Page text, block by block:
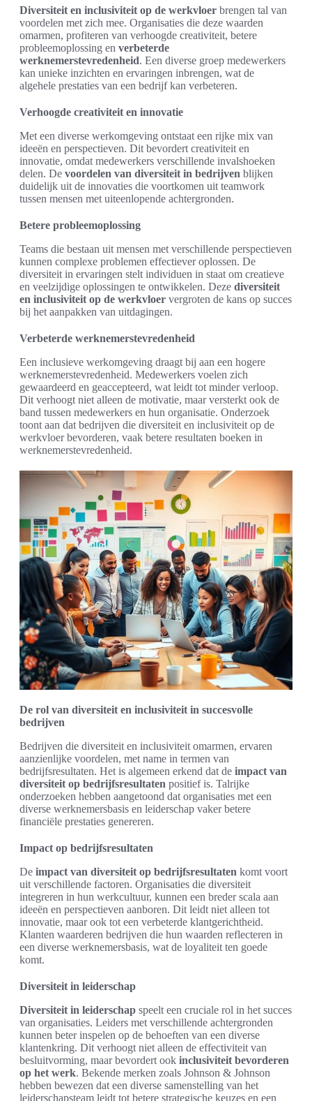
Diversiteit en inclusiviteit op de werkvloer brengen tal van
voordelen met zich mee. Organisaties die deze waarden
omarmen, profiteren van verhoogde creativiteit, betere
probleemoplossing en verbeterde
werknemerstevredenheid. Een diverse groep medewerkers
kan unieke inzichten en ervaringen inbrengen, wat de
algehele prestaties van een bedrijf kan verbeteren.
Verhoogde creativiteit en innovatie
Met een diverse werkomgeving ontstaat een rijke mix van
ideeën en perspectieven. Dit bevordert creativiteit en
innovatie, omdat medewerkers verschillende invalshoeken
delen. De voordelen van diversiteit in bedrijven blijken
duidelijk uit de innovaties die voortkomen uit teamwork
tussen mensen met uiteenlopende achtergronden.
Betere probleemoplossing
Teams die bestaan uit mensen met verschillende perspectieven
kunnen complexe problemen effectiever oplossen. De
diversiteit in ervaringen stelt individuen in staat om creatieve
en veelzijdige oplossingen te ontwikkelen. Deze diversiteit
en inclusiviteit op de werkvloer vergroten de kans op succes
bij het aanpakken van uitdagingen.
Verbeterde werknemerstevredenheid
Een inclusieve werkomgeving draagt bij aan een hogere
werknemerstevredenheid. Medewerkers voelen zich
gewaardeerd en geaccepteerd, wat leidt tot minder verloop.
Dit verhoogt niet alleen de motivatie, maar versterkt ook de
band tussen medewerkers en hun organisatie. Onderzoek
toont aan dat bedrijven die diversiteit en inclusiviteit op de
werkvloer bevorderen, vaak betere resultaten boeken in
werknemerstevredenheid.
De rol van diversiteit en inclusiviteit in succesvolle
bedrijven
Bedrijven die diversiteit en inclusiviteit omarmen, ervaren
aanzienlijke voordelen, met name in termen van
bedrijfsresultaten. Het is algemeen erkend dat de impact van
diversiteit op bedrijfsresultaten positief is. Talrijke
onderzoeken hebben aangetoond dat organisaties met een
diverse werknemersbasis en leiderschap vaker betere
financiële prestaties genereren.
Impact op bedrijfsresultaten
De impact van diversiteit op bedrijfsresultaten komt voort
uit verschillende factoren. Organisaties die diversiteit
integreren in hun werkcultuur, kunnen een breder scala aan
ideeën en perspectieven aanboren. Dit leidt niet alleen tot
innovatie, maar ook tot een verbeterde klantgerichtheid.
Klanten waarderen bedrijven die hun waarden reflecteren in
een diverse werknemersbasis, wat de loyaliteit ten goede
komt.
Diversiteit in leiderschap
Diversiteit in leiderschap speelt een cruciale rol in het succes
van organisaties. Leiders met verschillende achtergronden
kunnen beter inspelen op de behoeften van een diverse
klantenkring. Dit verhoogt niet alleen de effectiviteit van
besluitvorming, maar bevordert ook inclusiviteit bevorderen
op het werk. Bekende merken zoals Johnson & Johnson
hebben bewezen dat een diverse samenstelling van het
leiderschapsteam leidt tot betere strategische keuzes en een